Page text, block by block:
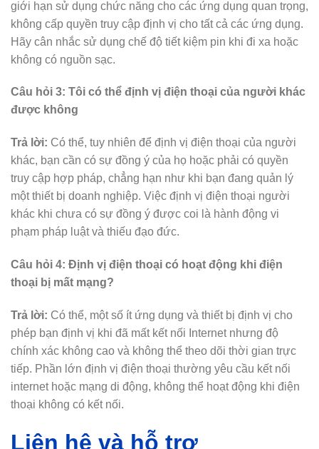
giới hạn sử dụng chức năng cho các ứng dụng quan trọng,
không cấp quyền truy cập định vị cho tất cả các ứng dụng.
Hãy cân nhắc sử dụng chế độ tiết kiệm pin khi đi xa hoặc
không có nguồn sạc.
Câu hỏi 3: Tôi có thể định vị điện thoại của người khác
được không
Trả lời: Có thể, tuy nhiên để định vị điện thoại của người
khác, bạn cần có sự đồng ý của họ hoặc phải có quyền
truy cập hợp pháp, chẳng hạn như khi bạn đang quản lý
một thiết bị doanh nghiệp. Việc định vị điện thoại người
khác khi chưa có sự đồng ý được coi là hành động vi
phạm pháp luật và thiếu đạo đức.
Câu hỏi 4: Định vị điện thoại có hoạt động khi điện
thoại bị mất mạng?
Trả lời: Có thể, một số ít ứng dụng và thiết bị định vị cho
phép bạn định vị khi đã mất kết nối Internet nhưng độ
chính xác không cao và không thể theo dõi thời gian trực
tiếp. Phần lớn định vị điện thoại thường yêu cầu kết nối
internet hoặc mạng di động, không thể hoạt động khi điện
thoại không có kết nối.
Liên hệ và hỗ trợ